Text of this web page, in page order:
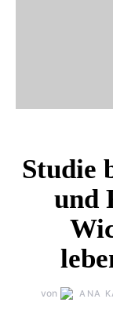
Studie
und
von ANA